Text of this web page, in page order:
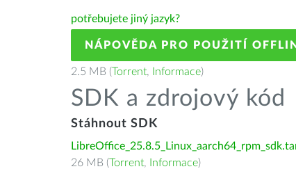
potřebujete jiný jazyk?
NÁPOVĚDA PRO POUŽITÍ
2.5 MB (Torrent, Informace)
SDK a zdrojový kód
Stáhnout SDK
26 MB (Torrent, Informace)